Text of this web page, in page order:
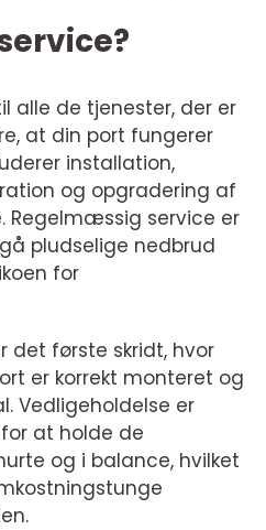
alle de tjenester, der er
at din port fungerer
installation,
og opgradering af
Regelmæssig service er
pludselige nedbrud
for
det første skridt, hvor
er korrekt monteret og
Vedligeholdelse er
at holde de
og i balance, hvilket